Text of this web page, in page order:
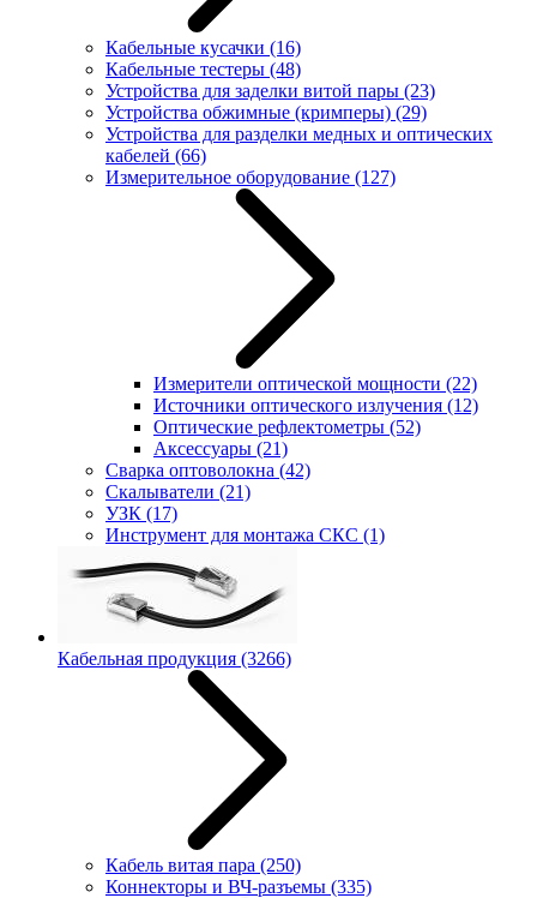
Кабельные кусачки (16)
Кабельные тестеры (48)
Устройства для заделки витой пары (23)
Устройства обжимные (кримперы) (29)
Устройства для разделки медных и оптических
кабелей (66)
Измерительное оборудование (127)
Измерители оптической мощности (22)
Источники оптического излучения (12)
Оптические рефлектометры (52)
Аксессуары (21)
Сварка оптоволокна (42)
Скалыватели (21)
УЗК (17)
Инструмент для монтажа СКС (1)
Кабельная продукция (3266)
Кабель витая пара (250)
Коннекторы и ВЧ-разъемы (335)